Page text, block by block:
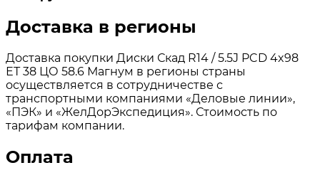
Доставка в регионы
Доставка покупки Диски Скад R14 / 5.5J PCD 4x98
ЕТ 38 ЦО 58.6 Магнум в регионы страны
осуществляется в сотрудничестве с
транспортными компаниями «Деловые линии»,
«ПЭК» и «ЖелДорЭкспедиция». Стоимость по
тарифам компании.
Оплата